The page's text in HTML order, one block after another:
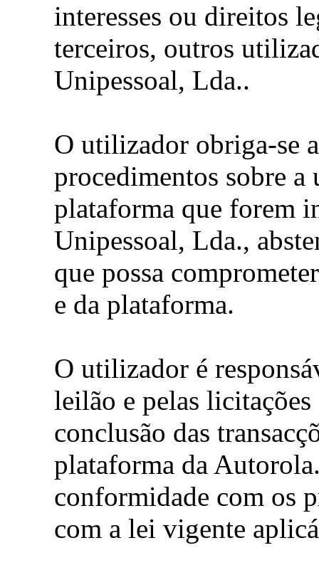
interesses ou direitos
terceiros, outros
Unipessoal, Lda..
O utilizador obriga-se
procedimentos sobre
plataforma que forem
Unipessoal, Lda.,
que possa
e da plataforma.
O utilizador é
leilão e pelas
conclusão das
plataforma da
conformidade com os
com a lei vigente